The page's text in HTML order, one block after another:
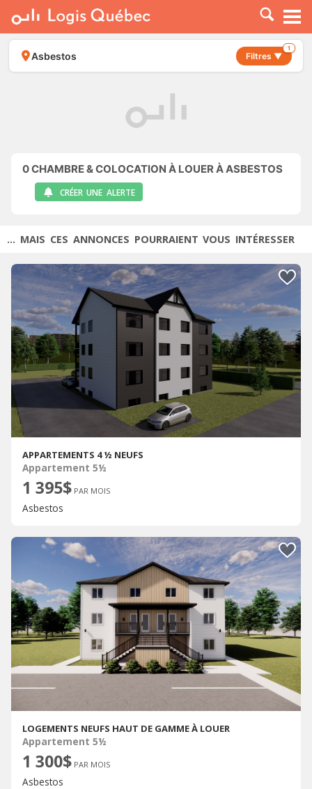
À LOUER
À VENDRE
PLACER UNE ANNONCE
Asbestos Filtres ▼
1
0CHAMBRE & COLOCATION À LOUER À ASBESTOS
CRÉER UNE ALERTE
... MAIS CES ANNONCES POURRAIENT VOUS INTÉRESSER
APPARTEMENTS 4 ½ NEUFS
Appartement 5½
1 395$ PAR MOIS
Asbestos
LOGEMENTS NEUFS HAUT DE GAMME À LOUER
Appartement 5½
1 300$ PAR MOIS
Asbestos